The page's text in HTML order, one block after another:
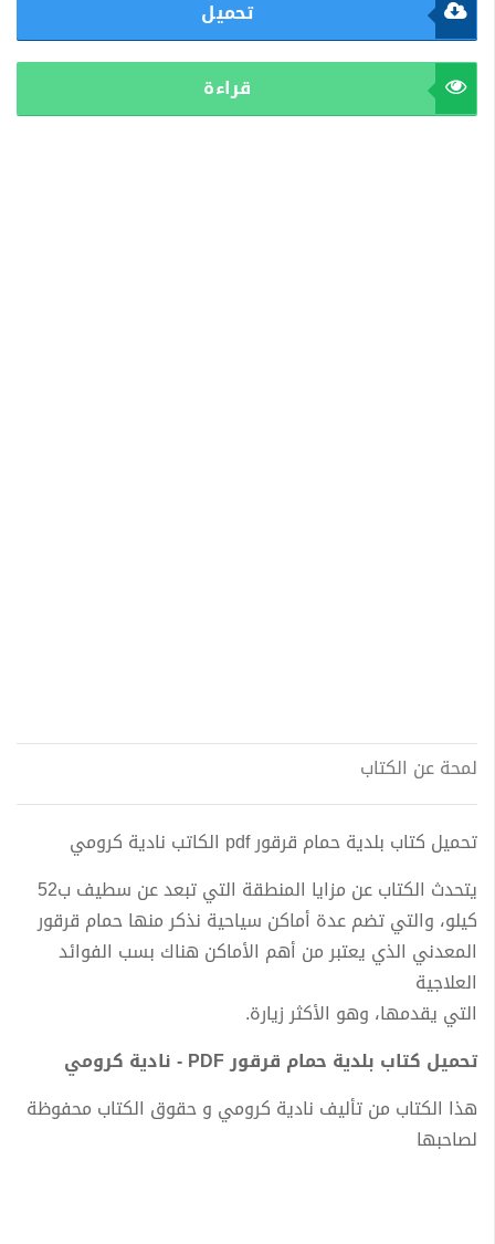
تحميل
قراءة
لمحة عن الكتاب
تحميل كتاب بلدية حمام قرقور pdf الكاتب نادية كرومي
يتحدث الكتاب عن مزايا المنطقة التي تبعد عن سطيف ب52
كيلو، والتي تضم عدة أماكن سياحية نذكر منها حمام قرقور
المعدني الذي يعتبر من أهم الأماكن هناك بسب الفوائد
العلاجية
التي يقدمها، وهو الأكثر زيارة.
تحميل كتاب بلدية حمام قرقور PDF - نادية كرومي
هذا الكتاب من تأليف نادية كرومي و حقوق الكتاب محفوظة
لصاحبها